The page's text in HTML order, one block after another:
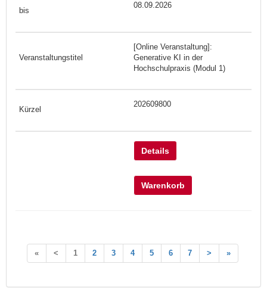
08.09.2026
[Online Veranstaltung]:
Generative KI in der
Hochschulpraxis (Modul 1)
202609800
Details
Warenkorb
« < 1 2 3 4 5 6 7 > »